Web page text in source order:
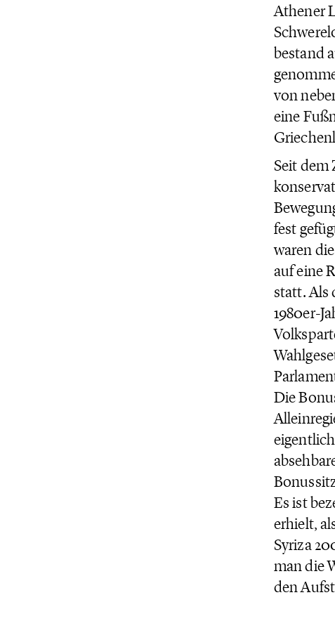
Athener
bestand
von
eine
Seit dem
fest
waren
auf eine
statt. Als
1980er-
Die
Es ist
erhielt,
Syriza
man die
den